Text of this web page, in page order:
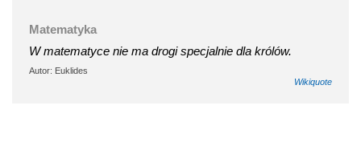
Matematyka
W matematyce nie ma drogi specjalnie dla królów.
Autor: Euklides
Wikiquote